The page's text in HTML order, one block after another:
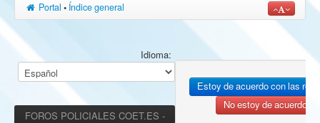
Portal • Índice general
Idioma:
FOROS POLICIALES COET.ES -